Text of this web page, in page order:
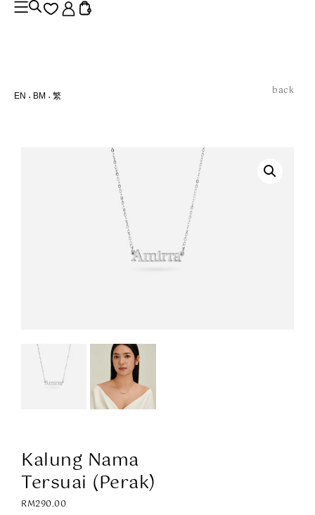
EN BM 繁 back
Kalung Nama
Tersuai (Perak)
RM290.00